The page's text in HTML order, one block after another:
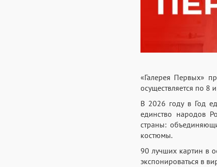
«Галерея Первых»
осуществляется по 8
В 2026 году в Год
единство народов
страны:
костюмы.
90 лучших картин в
экспонироваться в